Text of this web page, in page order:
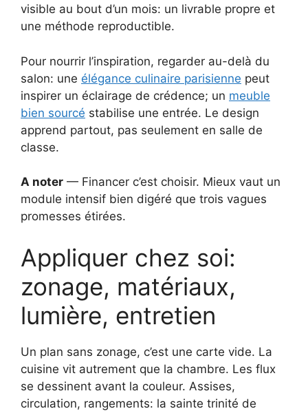
visible au bout d’un mois: un livrable propre et
une méthode reproductible.
Pour nourrir l’inspiration, regarder au-delà du
salon: une élégance culinaire parisienne peut
inspirer un éclairage de crédence; un meuble
bien sourcé stabilise une entrée. Le design
apprend partout, pas seulement en salle de
classe.
A noter — Financer c’est choisir. Mieux vaut un
module intensif bien digéré que trois vagues
promesses étirées.
Appliquer chez soi:
zonage, matériaux,
lumière, entretien
Un plan sans zonage, c’est une carte vide. La
cuisine vit autrement que la chambre. Les flux
se dessinent avant la couleur. Assises,
circulation, rangements: la sainte trinité de